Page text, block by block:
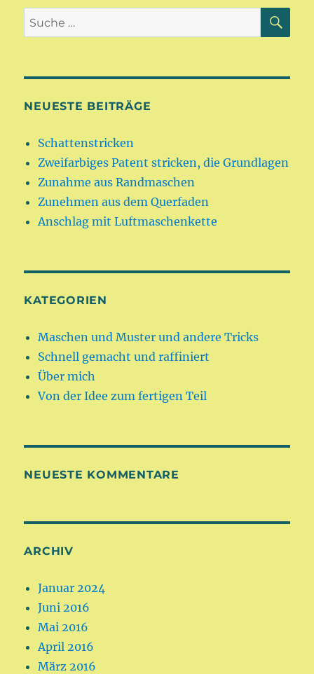
Suche
nach:
NEUESTE BEITRÄGE
Schattenstricken
Zweifarbiges Patent stricken, die Grundlagen
Zunahme aus Randmaschen
Zunehmen aus dem Querfaden
Anschlag mit Luftmaschenkette
KATEGORIEN
Maschen und Muster und andere Tricks
Schnell gemacht und raffiniert
Über mich
Von der Idee zum fertigen Teil
NEUESTE KOMMENTARE
ARCHIV
Januar 2024
Juni 2016
Mai 2016
April 2016
März 2016